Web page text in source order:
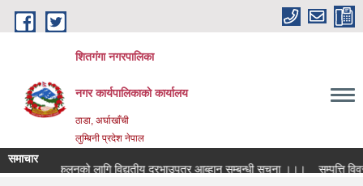
Skip to main content
शितगंगा नगरपालिका
नगर कार्यपालिकाकाे कार्यालय
ठाडा, अर्घाखाँची
लुम्बिनी प्रदेश नेपाल
समाचार
आय संकलनको लागि विद्युतीय दरभाउपत्र आब्हान सम्बन्धी सूचना ।।।
सम्पत्ति